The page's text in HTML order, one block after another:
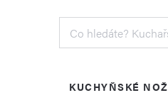
KUCHYŇSKÉ